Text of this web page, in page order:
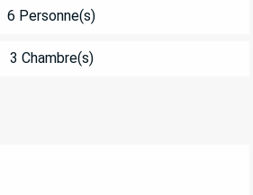
6 Personne(s)
3 Chambre(s)